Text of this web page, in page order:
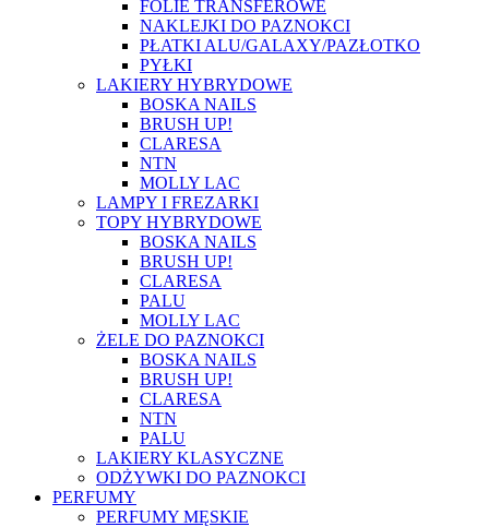
FOLIE TRANSFEROWE
NAKLEJKI DO PAZNOKCI
PŁATKI ALU/GALAXY/PAZŁOTKO
PYŁKI
LAKIERY HYBRYDOWE
BOSKA NAILS
BRUSH UP!
CLARESA
NTN
MOLLY LAC
LAMPY I FREZARKI
TOPY HYBRYDOWE
BOSKA NAILS
BRUSH UP!
CLARESA
PALU
MOLLY LAC
ŻELE DO PAZNOKCI
BOSKA NAILS
BRUSH UP!
CLARESA
NTN
PALU
LAKIERY KLASYCZNE
ODŻYWKI DO PAZNOKCI
PERFUMY
PERFUMY MĘSKIE